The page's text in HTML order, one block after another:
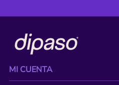
MI CUENTA